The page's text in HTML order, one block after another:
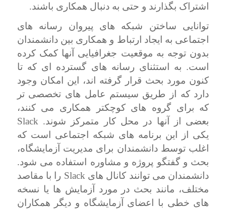
اشتراک بگذارند و حتی به دنبال همکاری باشند.
توانایی ساختن شبکه های پیروان رسانه های
اجتماعی به ایجاد ارتباط و همکاری بین دانشمندان
بدون توجه به موقعیت جغرافیایی آنها کمک کرده
است. به استثنای رسانه های گسترده ای که تا
کنون مورد بحث قرار گرفته اند، این امکان وجود
دارد که از طریق سیستم عامل های تخصصی تر
که برای گروه های کوچکتر همکاری می کنند،
بعضی از آنها در محل کار متمرکز شوند. Slack
یکی از این برنامه های شبکه اجتماعی است که
اغلب توسط دانشمندان برای مدیریت آزمایشگاه،
بحث و گفتگو پروژه و مشاوره استفاده می شود.
دانشمندان می توانند کانال های Slack را با مقاصد
مختلف، مانند بحث در مورد آزمایش ها یا نسخه
های خطی با اعضای آزمایشگاه و دیگر همکاران